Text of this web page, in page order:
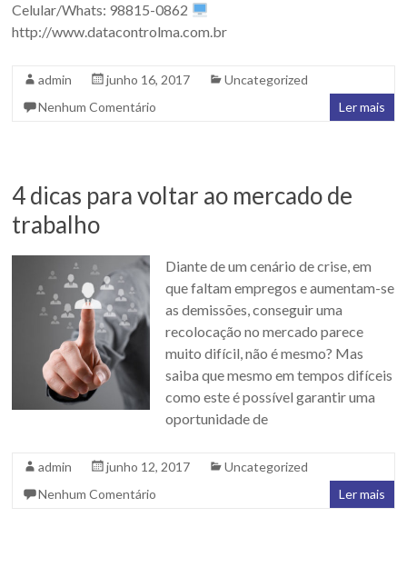
Celular/Whats: 98815-0862
http://www.datacontrolma.com.br
admin junho 16, 2017
Uncategorized
Nenhum Comentário
Ler mais
4 dicas para voltar ao mercado de
trabalho
Diante de um cenário de crise, em
que faltam empregos e aumentam-se
as demissões, conseguir uma
recolocação no mercado parece
muito difícil, não é mesmo? Mas
saiba que mesmo em tempos difíceis
como este é possível garantir uma
oportunidade de
admin junho 12, 2017
Uncategorized
Nenhum Comentário
Ler mais